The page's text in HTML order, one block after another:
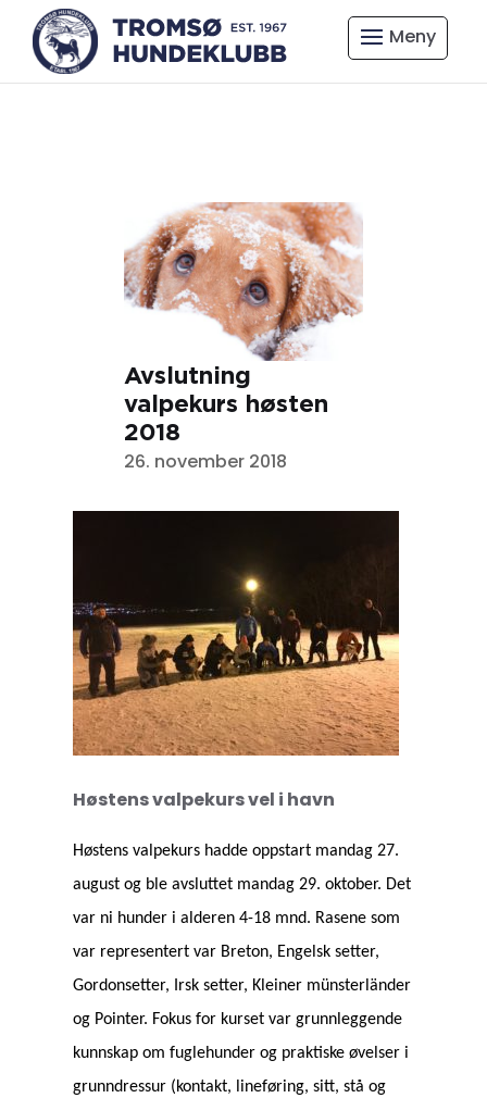
Avslutning
valpekurs høsten
2018
26. november 2018
Høstens valpekurs vel i havn
Høstens valpekurs hadde oppstart mandag 27.
august og ble avsluttet mandag 29. oktober. Det
var ni hunder i alderen 4-18 mnd. Rasene som
var representert var Breton, Engelsk setter,
Gordonsetter, Irsk setter, Kleiner münsterländer
og Pointer. Fokus for kurset var grunnleggende
kunnskap om fuglehunder og praktiske øvelser i
grunndressur (kontakt, lineføring, sitt, stå og